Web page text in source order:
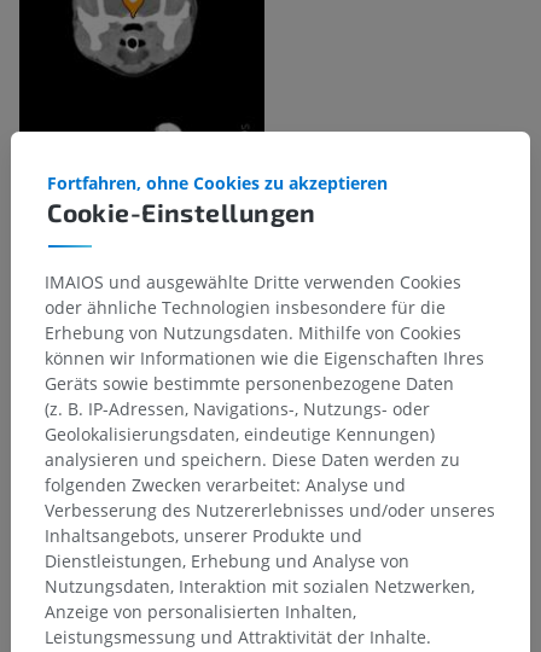
Anatomische Hierarchie
Tieranatomie
Splanchnologie> Endokrines System>
Endokrinen Drüsen>
Hypophyse [Hirnanhangsdrüse]
Darunterliegende Strukturen:
Adenohypophyse
Neurohypophyse
Hypophysenhöhle
Cookie-Einstellungen
Fortfahren, ohne Cookies zu akzeptieren
IMAIOS und ausgewählte Dritte verwenden Cookies
oder ähnliche Technologien insbesondere für die
Erhebung von Nutzungsdaten. Mithilfe von Cookies
können wir Informationen wie die Eigenschaften Ihres
Geräts sowie bestimmte personenbezogene Daten
(z. B. IP-Adressen, Navigations-, Nutzungs- oder
Geolokalisierungsdaten, eindeutige Kennungen)
analysieren und speichern. Diese Daten werden zu
folgenden Zwecken verarbeitet: Analyse und
Verbesserung des Nutzererlebnisses und/oder unseres
Inhaltsangebots, unserer Produkte und
Dienstleistungen, Erhebung und Analyse von
Nutzungsdaten, Interaktion mit sozialen Netzwerken,
Anzeige von personalisierten Inhalten,
Leistungsmessung und Attraktivität der Inhalte.